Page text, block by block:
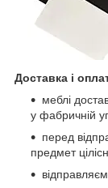
Доставка і
меблі
у фабричній
перед
предмет